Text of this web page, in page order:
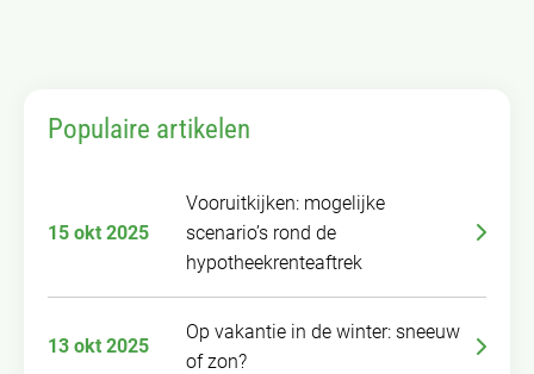
Populaire artikelen
15 okt 2025
Vooruitkijken: mogelijke
scenario’s rond de
hypotheekrenteaftrek
13 okt 2025
Op vakantie in de winter: sneeuw
of zon?